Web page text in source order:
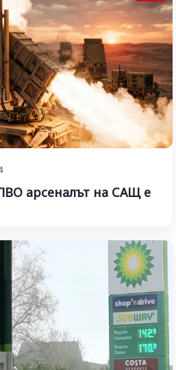
арсеналът на САЩ е